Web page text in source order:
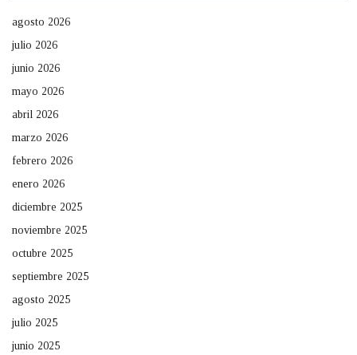
agosto 2026
julio 2026
junio 2026
mayo 2026
abril 2026
marzo 2026
febrero 2026
enero 2026
diciembre 2025
noviembre 2025
octubre 2025
septiembre 2025
agosto 2025
julio 2025
junio 2025